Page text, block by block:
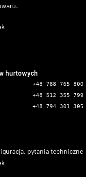
hurtowych
+48 788 765 800
+48 512 355 799
+48 794 301 305
pytania techniczne